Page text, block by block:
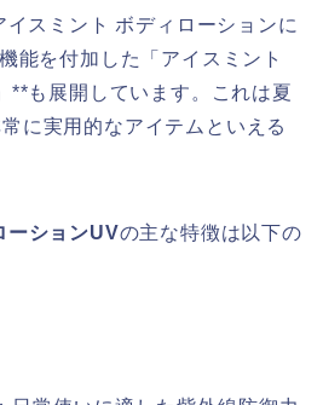
スミント ボディローションに
能を付加した「アイスミント
**も展開しています。これは夏
に実用的なアイテムといえる
ーションUVの主な特徴は以下の